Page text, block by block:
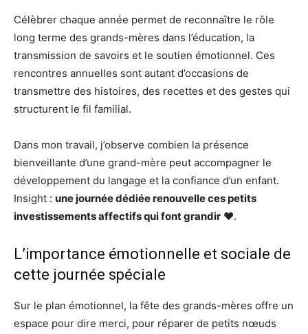
Célèbrer chaque année permet de reconnaître le rôle
long terme des grands-mères dans l’éducation, la
transmission de savoirs et le soutien émotionnel. Ces
rencontres annuelles sont autant d’occasions de
transmettre des histoires, des recettes et des gestes qui
structurent le fil familial.
Dans mon travail, j’observe combien la présence
bienveillante d’une grand-mère peut accompagner le
développement du langage et la confiance d’un enfant.
Insight : une journée dédiée renouvelle ces petits
investissements affectifs qui font grandir ❤️.
L’importance émotionnelle et sociale de
cette journée spéciale
Sur le plan émotionnel, la fête des grands-mères offre un
espace pour dire merci, pour réparer de petits nœuds